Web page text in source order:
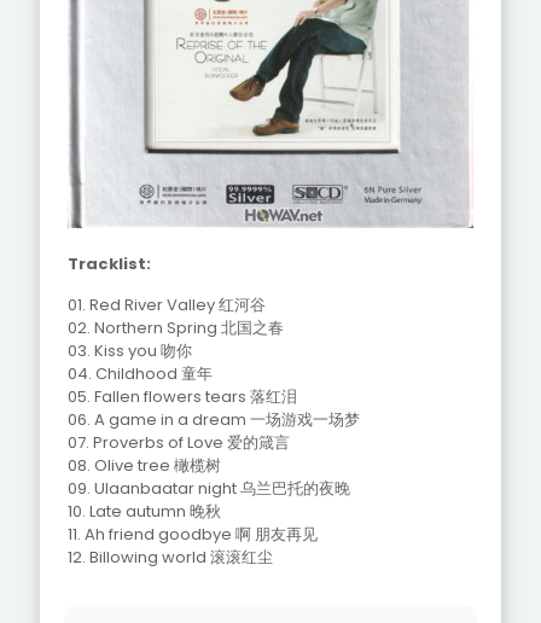
Tracklist:
01. Red River Valley 红河谷
02. Northern Spring 北国之春
03. Kiss you 吻你
04. Childhood 童年
05. Fallen flowers tears 落红泪
06. A game in a dream 一场游戏一场梦
07. Proverbs of Love 爱的箴言
08. Olive tree 橄榄树
09. Ulaanbaatar night 乌兰巴托的夜晚
10. Late autumn 晚秋
11. Ah friend goodbye 啊 朋友再见
12. Billowing world 滚滚红尘